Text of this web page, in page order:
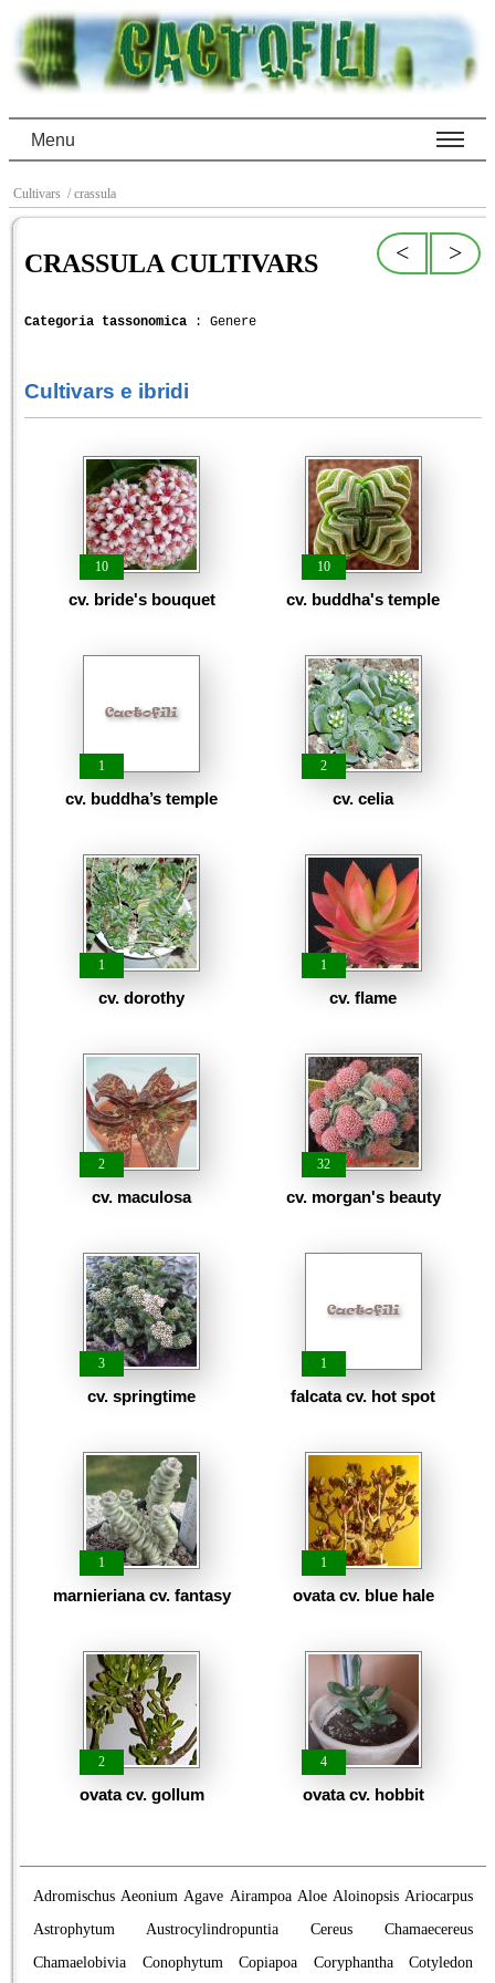
Menu
Cultivars / crassula
>
<
CRASSULA CULTIVARS
Categoria tassonomica : Genere
Cultivars e ibridi
10
cv. bride's bouquet
10
cv. buddha's temple
1
cv. buddha’s temple
2
cv. celia
1
cv. dorothy
1
cv. flame
2
cv. maculosa
32
cv. morgan's beauty
3
cv. springtime
1
falcata cv. hot spot
1
marnieriana cv. fantasy
1
ovata cv. blue hale
2
ovata cv. gollum
4
ovata cv. hobbit
Adromischus Aeonium Agave Airampoa Aloe Aloinopsis Ariocarpus
Astrophytum
Austrocylindropuntia Cereus
Chamaecereus
Chamaelobivia
Conophytum Copiapoa Coryphantha Cotyledon